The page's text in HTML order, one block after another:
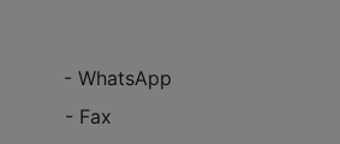
- WhatsApp
- Fax